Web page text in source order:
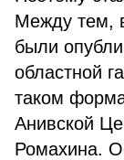
Между тем,
были
областной
таком
Анивской
Ромахина.